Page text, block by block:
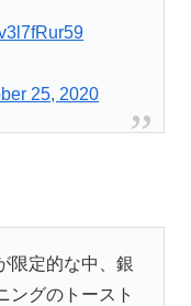
25, 2020
限定的な中、銀
ングのトースト